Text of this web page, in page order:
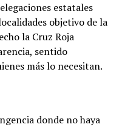
estatales
objetivo de la
la Cruz Roja
sentido
más lo necesitan.
donde no haya